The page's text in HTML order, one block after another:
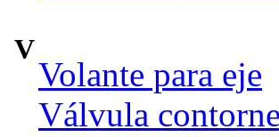
V
Volante para eje
Válvula